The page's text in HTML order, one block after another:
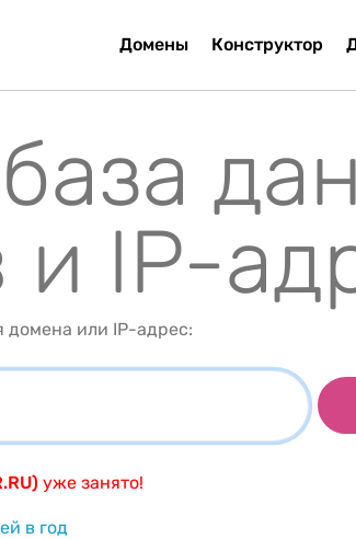
Домены Конструктор
IP-
домена или IP-адрес:
уже занято!
в год